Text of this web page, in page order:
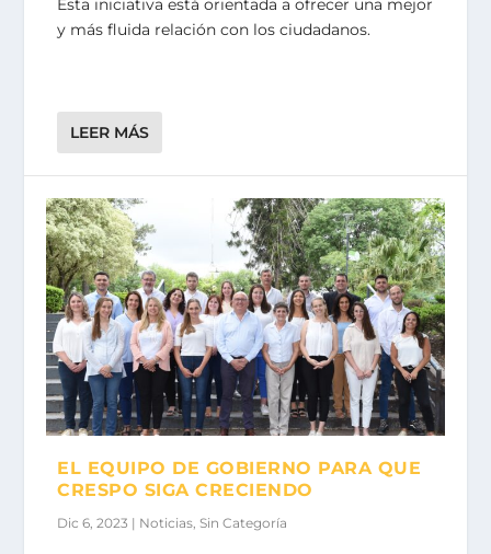
Esta iniciativa está orientada a ofrecer una mejor
y más fluida relación con los ciudadanos.
LEER MÁS
EL EQUIPO DE GOBIERNO PARA QUE
CRESPO SIGA CRECIENDO
Dic 6, 2023 | Noticias,Sin Categoría